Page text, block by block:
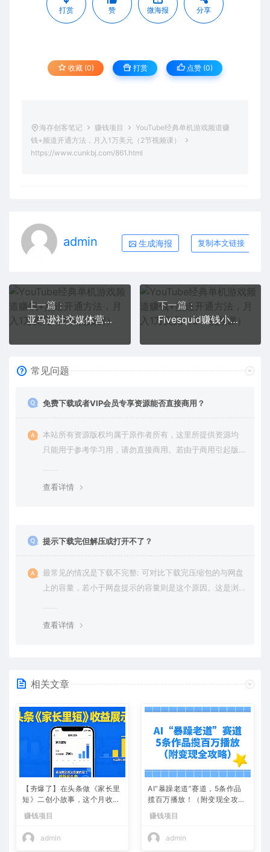
打赏 赞 微海报 分享
收藏 (0) 打赏 点赞 (0)
海存创客笔记 赚钱项目
YouTube经典单机游戏频道赚
钱+频道开通方法，月入1万美元（2节视频课）
https://www.cunkbj.com/861.html
admin 生成海报 复制本文链接
上一篇：
亚马逊社交媒体营销项目，无需任何投资，即可月赚1500美元
下一篇：
Fivesquid赚钱小技巧：每单5英镑，每天赚25英镑，只需上传下载，方法简单
常见问题
免费下载或者VIP会员专享资源能否直接商用？
本站所有资源版权均属于原作者所有，这里所提供资源均
只能用于参考学习用，请勿直接商用。若由于商用引起版
查看详情
提示下载完但解压或打开不了？
最常见的情况是下载不完整: 可对比下载完压缩包的与网盘
上的容量，若小于网盘提示的容量则是这个原因。这是浏
查看详情
相关文章
【夯爆了】在头条做《家长里
短》二创小故事，这个月收益
2w+
赚钱项目
admin
AI“暴躁老道”赛道，5条作品
揽百万播放！（附变现全攻
略）
赚钱项目
admin